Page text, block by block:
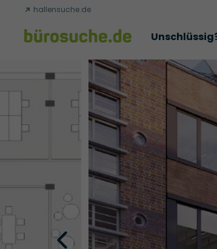
hallensuche.de
ErfolgsgeschichtenAbschlüsse Über